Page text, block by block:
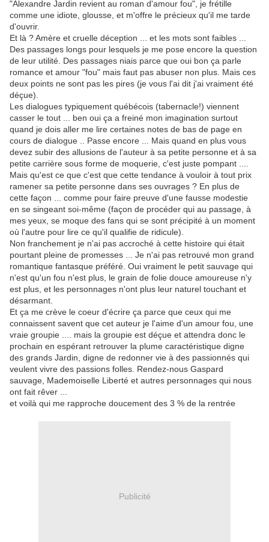
"Alexandre Jardin revient au roman d'amour fou", je frétille
comme une idiote, glousse, et m'offre le précieux qu'il me tarde
d'ouvrir.
Et là ? Amère et cruelle déception ... et les mots sont faibles ...
Des passages longs pour lesquels je me pose encore la question
de leur utilité. Des passages niais parce que oui bon ça parle
romance et amour "fou" mais faut pas abuser non plus. Mais ces
deux points ne sont pas les pires (je vous l'ai dit j'ai vraiment été
déçue).
Les dialogues typiquement québécois (tabernacle!) viennent
casser le tout ... ben oui ça a freiné mon imagination surtout
quand je dois aller me lire certaines notes de bas de page en
cours de dialogue .. Passe encore ... Mais quand en plus vous
devez subir des allusions de l'auteur à sa petite personne et à sa
petite carrière sous forme de moquerie, c'est juste pompant ....
Mais qu'est ce que c'est que cette tendance à vouloir à tout prix
ramener sa petite personne dans ses ouvrages ? En plus de
cette façon ... comme pour faire preuve d'une fausse modestie
en se singeant soi-même (façon de procéder qui au passage, à
mes yeux, se moque des fans qui se sont précipité à un moment
où l'autre pour lire ce qu'il qualifie de ridicule).
Non franchement je n'ai pas accroché à cette histoire qui était
pourtant pleine de promesses ... Je n'ai pas retrouvé mon grand
romantique fantasque préféré. Oui vraiment le petit sauvage qui
n'est qu'un fou n'est plus, le grain de folie douce amoureuse n'y
est plus, et les personnages n'ont plus leur naturel touchant et
désarmant.
Et ça me crève le coeur d'écrire ça parce que ceux qui me
connaissent savent que cet auteur je l'aime d'un amour fou, une
vraie groupie .... mais la groupie est déçue et attendra donc le
prochain en espérant retrouver la plume caractéristique digne
des grands Jardin, digne de redonner vie à des passionnés qui
veulent vivre des passions folles. Rendez-nous Gaspard
sauvage, Mademoiselle Liberté et autres personnages qui nous
ont fait rêver ...
et voilà qui me rapproche doucement des 3 % de la rentrée
Publicité